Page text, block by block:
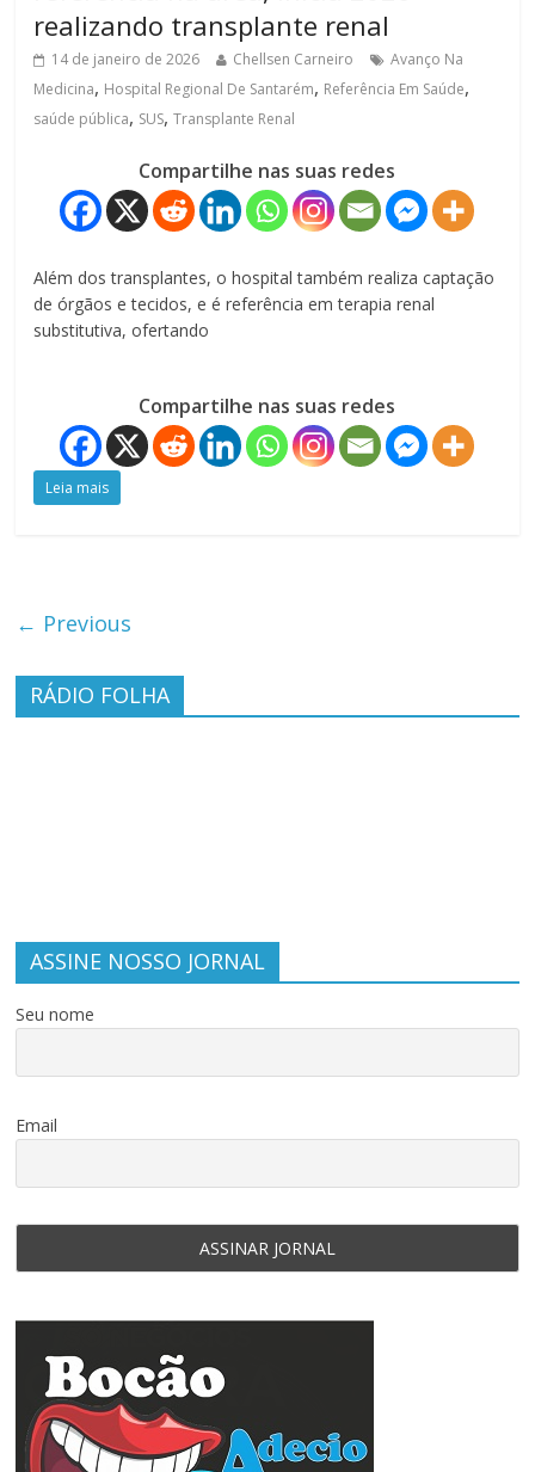
realizando transplante renal
14 de janeiro de 2026 Chellsen Carneiro
Avanço Na
Medicina, Hospital Regional De Santarém, Referência Em Saúde,
saúde pública, SUS,Transplante Renal
Compartilhe nas suas redes
Além dos transplantes, o hospital também realiza captação
de órgãos e tecidos, e é referência em terapia renal
substitutiva, ofertando
Compartilhe nas suas redes
Leia mais
← Previous
RÁDIO FOLHA
ASSINE NOSSO JORNAL
Seu nome
Email